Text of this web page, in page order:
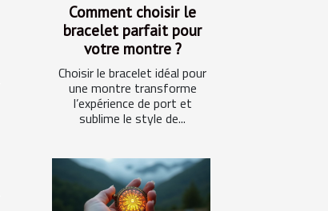
Comment choisir le
bracelet parfait pour
votre montre ?
Choisir le bracelet idéal pour
une montre transforme
l’expérience de port et
sublime le style de...